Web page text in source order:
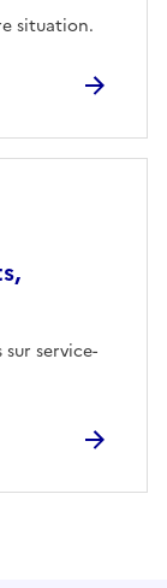
situation.
service-